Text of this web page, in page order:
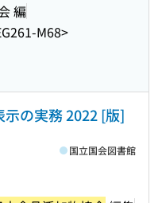
編
M68>
の実務 2022 [版]
国立国会図書館